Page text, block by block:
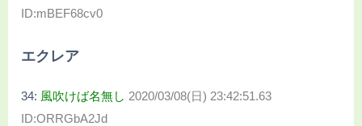
ID:mBEF68cv0
エクレア
34: 風吹けば名無し 2020/03/08(日) 23:42:51.63
ID:ORRGbA2Jd